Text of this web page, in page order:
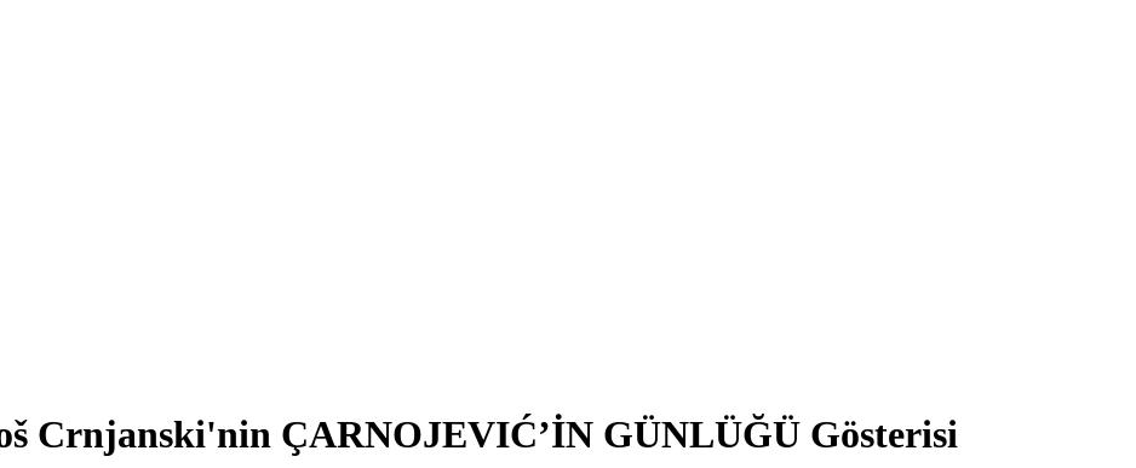
Crnjanski'nin ÇARNOJEVIĆ’İN GÜNLÜĞÜ Gösterisi